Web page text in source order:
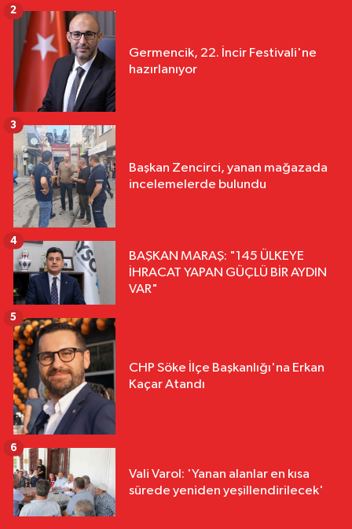
Germencik, 22. İncir Festivali'ne
hazırlanıyor
2
Başkan Zencirci, yanan mağazada
incelemelerde bulundu
3
BAŞKAN MARAŞ: "145 ÜLKEYE
İHRACAT YAPAN GÜÇLÜ BİR AYDIN
VAR"
4
CHP Söke İlçe Başkanlığı'na Erkan
Kaçar Atandı
5
Vali Varol: 'Yanan alanlar en kısa
sürede yeniden yeşillendirilecek'
6